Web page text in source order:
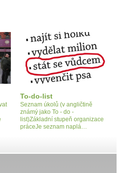
To-do-list
Seznam úkolů (v angličtině
známý jako To - do -
list)Základní stupeň organizace
práceJe seznam naplá…